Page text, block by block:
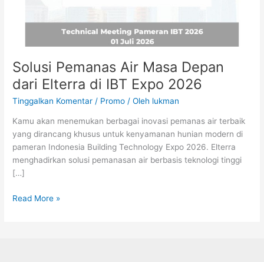
Solusi Pemanas Air Masa Depan
dari Elterra di IBT Expo 2026
Tinggalkan Komentar / Promo / Oleh lukman
Kamu akan menemukan berbagai inovasi pemanas air terbaik
yang dirancang khusus untuk kenyamanan hunian modern di
pameran Indonesia Building Technology Expo 2026. Elterra
menghadirkan solusi pemanasan air berbasis teknologi tinggi
[…]
2026
Read More »